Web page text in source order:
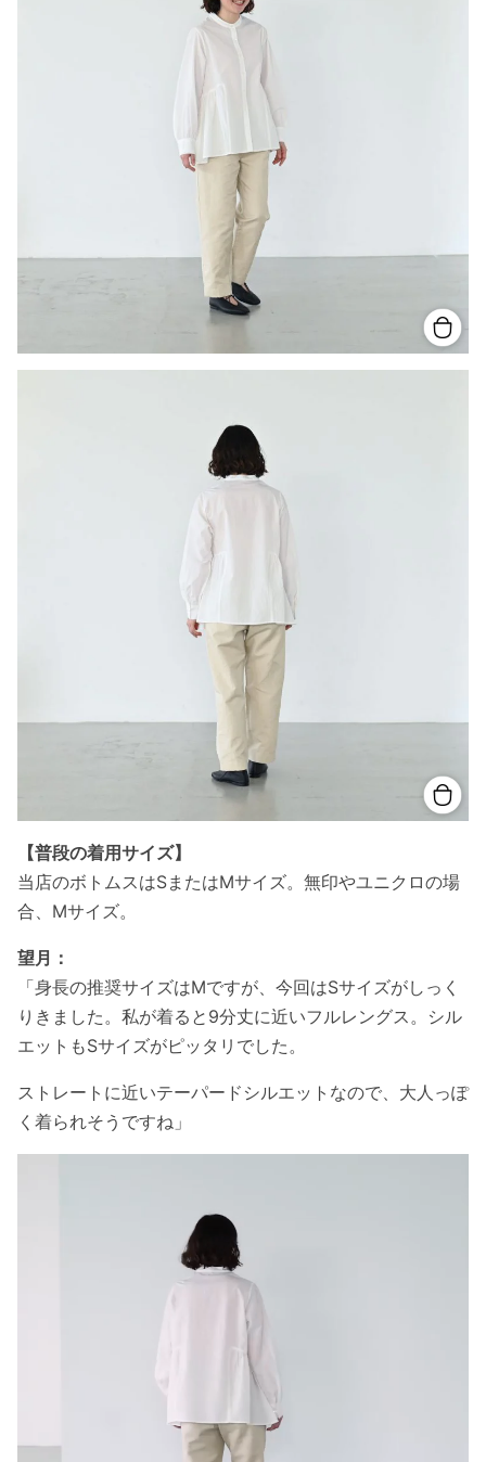
【普段の着用サイズ】
当店のボトムスはSまたはMサイズ。無印やユニクロの場
合、Mサイズ。
望月：
「身長の推奨サイズはMですが、今回はSサイズがしっく
りきました。私が着ると9分丈に近いフルレングス。シル
エットもSサイズがピッタリでした。
ストレートに近いテーパードシルエットなので、大人っぽ
く着られそうですね」